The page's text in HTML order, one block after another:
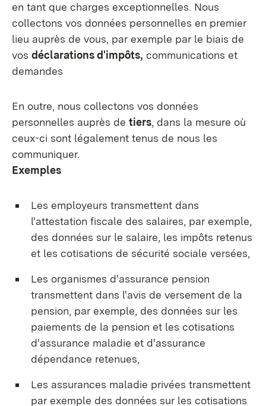
en tant que charges exceptionnelles. Nous
collectons vos données personnelles en premier
lieu auprès de vous, par exemple par le biais de
vos déclarations d'impôts, communications et
demandes
En outre, nous collectons vos données
personnelles auprès de tiers, dans la mesure où
ceux-ci sont légalement tenus de nous les
communiquer.
Exemples
Les employeurs transmettent dans
l'attestation fiscale des salaires, par exemple,
des données sur le salaire, les impôts retenus
et les cotisations de sécurité sociale versées,
Les organismes d'assurance pension
transmettent dans l'avis de versement de la
pension, par exemple, des données sur les
paiements de la pension et les cotisations
d'assurance maladie et d'assurance
dépendance retenues,
Les assurances maladie privées transmettent
par exemple des données sur les cotisations